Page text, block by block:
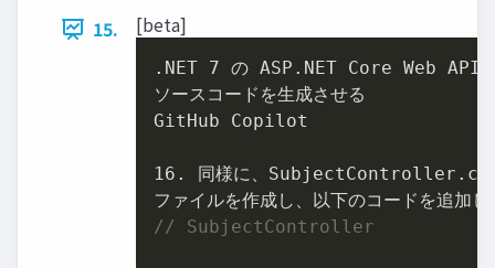
15. [beta]
.NET 7 の ASP.NET Core Web API
ソースコードを⽣成させる
GitHub Copilot
16. 同様に、
// SubjectController